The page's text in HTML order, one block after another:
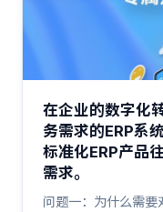
在企业的数字化
务需求的ERP系
标准化ERP产品
需求。
问题一：为什么需要